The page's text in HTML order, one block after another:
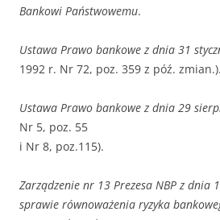
Bankowi Państwowemu.
Ustawa Prawo bankowe z dnia 31
1992 r. Nr 72, poz. 359 z póź. zmian.).
Ustawa Prawo bankowe z dnia 29
Nr 5, poz. 55
i Nr 8, poz.115).
Zarządzenie nr 13 Prezesa NBP z
sprawie równoważenia ryzyka